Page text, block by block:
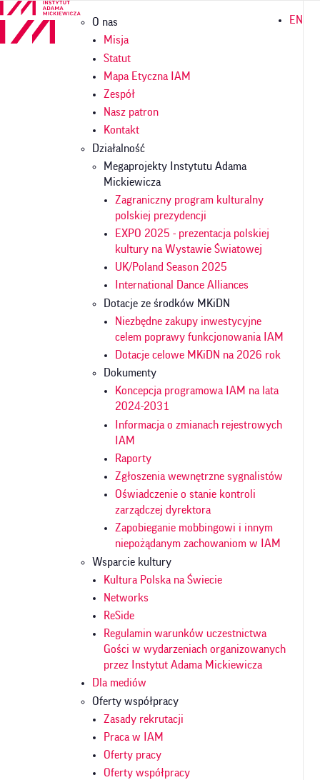
Przejdź
treści
Główna
nawigacja
O nas
Misja
Statut
Mapa Etyczna IAM
Zespół
Nasz patron
Kontakt
Działalność
Megaprojekty Instytutu Adama
Mickiewicza
Zagraniczny program kulturalny
polskiej prezydencji
EXPO 2025 - prezentacja polskiej
kultury na Wystawie Światowej
UK/Poland Season 2025
International Dance Alliances
Dotacje ze środków MKiDN
Niezbędne zakupy inwestycyjne
celem poprawy funkcjonowania IAM
Dotacje celowe MKiDN na 2026 rok
Dokumenty
Koncepcja programowa IAM na lata
2024-2031
Informacja o zmianach rejestrowych
IAM
Raporty
Zgłoszenia wewnętrzne sygnalistów
Oświadczenie o stanie kontroli
zarządczej dyrektora
Zapobieganie mobbingowi i innym
niepożądanym zachowaniom w IAM
Wsparcie kultury
Kultura Polska na Świecie
Networks
ReSide
Regulamin warunków uczestnictwa
Gości w wydarzeniach organizowanych
przez Instytut Adama Mickiewicza
Dla mediów
Oferty współpracy
Zasady rekrutacji
Praca w IAM
Oferty pracy
Oferty współpracy
EN